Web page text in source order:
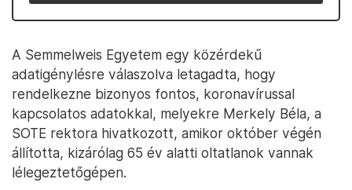
A Semmelweis Egyetem egy közérdekű
adatigénylésre válaszolva letagadta, hogy
rendelkezne bizonyos fontos, koronavírussal
kapcsolatos adatokkal, melyekre Merkely Béla, a
SOTE rektora hivatkozott, amikor október végén
állította, kizárólag 65 év alatti oltatlanok vannak
lélegeztetőgépen.